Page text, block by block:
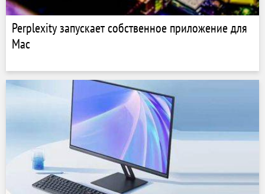
Perplexity запускает собственное приложение для
Mac